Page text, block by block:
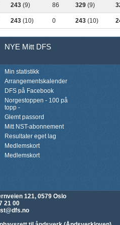
243 (9) 86 329 (9)
243 (10) 0 243 (10)
NYE Mitt DFS
Min statistikk
Arrangementskalender
DFS på Facebook
Norgestoppen - 100 på
topp -
Glemt passord
Mitt NST-abonnement
Resultater eget lag
Medlemskort
Medlemskort
121, 0579 Oslo
21 00